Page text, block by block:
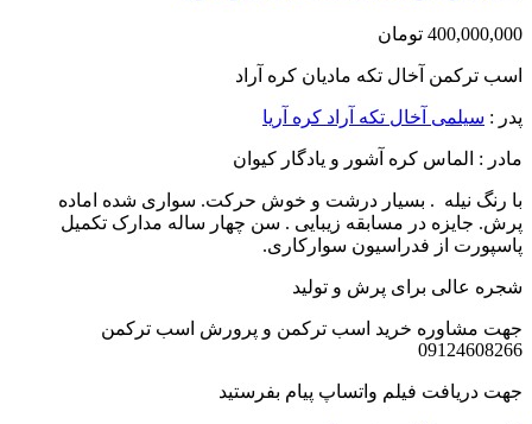
400,000,000 تومان
اسب ترکمن آخال تکه مادیان کره آراد
پدر : سیلمی آخال تکه آراد کره آریا
مادر : الماس کره آشور و یادگار کیوان
با رنگ نیله . بسیار درشت و خوش حرکت. سواری شده اماده
پرش. جایزه در مسابقه زیبایی . سن چهار ساله مدارک تکمیل
پاسپورت از فدراسیون سوارکاری.
شجره عالی برای پرش و تولید
جهت مشاوره خرید اسب ترکمن و پرورش اسب ترکمن
09124608266
جهت دریافت فیلم واتساپ پیام بفرستید